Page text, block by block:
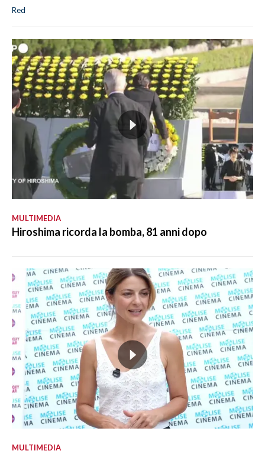
Red
MULTIMEDIA
Hiroshima ricorda la bomba, 81 anni dopo
MULTIMEDIA